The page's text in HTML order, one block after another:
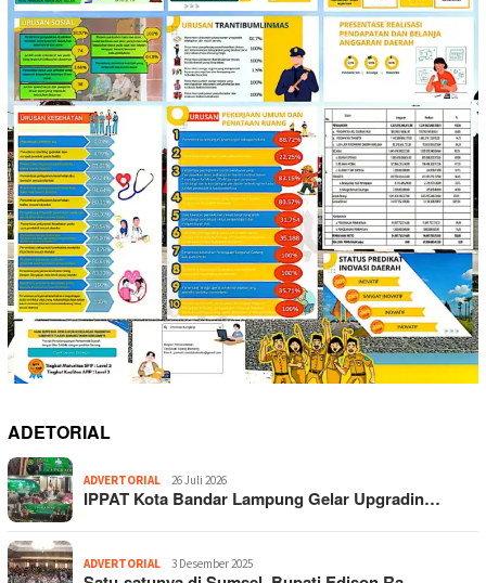
ADETORIAL
ADVERTORIAL 26 Juli 2026
IPPAT Kota Bandar Lampung Gelar Upgradin…
ADVERTORIAL 3 Desember 2025